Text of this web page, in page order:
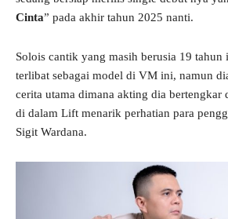
Cinta” pada akhir tahun 2025 nanti.
Solois cantik yang masih berusia 19 tahun
terlibat sebagai model di VM ini, namun
cerita utama dimana akting dia bertengkar
di dalam Lift menarik perhatian para
Sigit Wardana.